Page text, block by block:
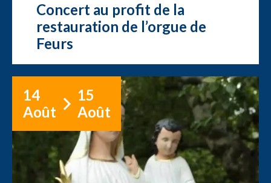
Concert au profit de la
restauration de l’orgue de
Feurs
14
Août
15
Août